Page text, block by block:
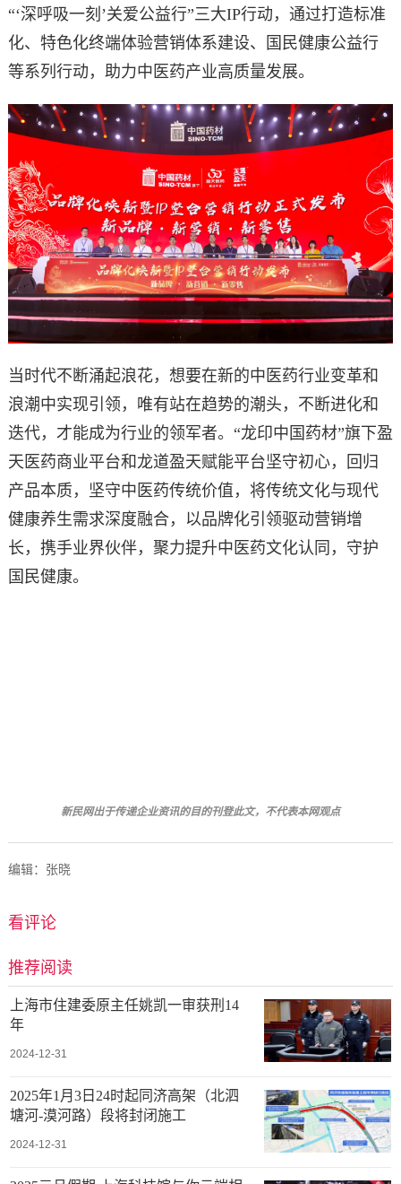
“‘深呼吸一刻’关爱公益行”三大IP行动，通过打造标准
化、特色化终端体验营销体系建设、国民健康公益行
等系列行动，助力中医药产业高质量发展。
当时代不断涌起浪花，想要在新的中医药行业变革和
浪潮中实现引领，唯有站在趋势的潮头，不断进化和
迭代，才能成为行业的领军者。“龙印中国药材”旗下盈
天医药商业平台和龙道盈天赋能平台坚守初心，回归
产品本质，坚守中医药传统价值，将传统文化与现代
健康养生需求深度融合，以品牌化引领驱动营销增
长，携手业界伙伴，聚力提升中医药文化认同，守护
国民健康。
新民网出于传递企业资讯的目的刊登此文，不代表本网观点
编辑：张晓
看评论
推荐阅读
上海市住建委原主任姚凯一审获刑14
年
2024-12-31
2025年1月3日24时起同济高架（北泗
塘河-漠河路）段将封闭施工
2024-12-31